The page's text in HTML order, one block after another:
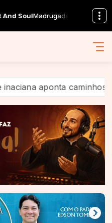
inaciana com
caminhos de